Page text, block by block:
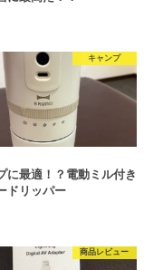
キャンプ
に最適！？電動ミル付き
ドリッパー
商品レビュー